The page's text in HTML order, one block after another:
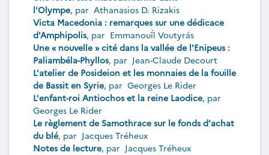
l'Olympe, par Athanasios D. Rizakis
Victa Macedonia : remarques sur une dédicace
d'Amphipolis, par Emmanouī́l Voutyrás
Une « nouvelle » cité dans la vallée de l'Enipeus :
Paliambéla-Phyllos, par Jean-Claude Decourt
L'atelier de Posideion et les monnaies de la fouille
de Bassit en Syrie, par Georges Le Rider
L'enfant-roi Antiochos et la reine Laodice, par
Georges Le Rider
Le règlement de Samothrace sur le fonds d'achat
du blé, par Jacques Tréheux
Notes de lecture, par Jacques Tréheux